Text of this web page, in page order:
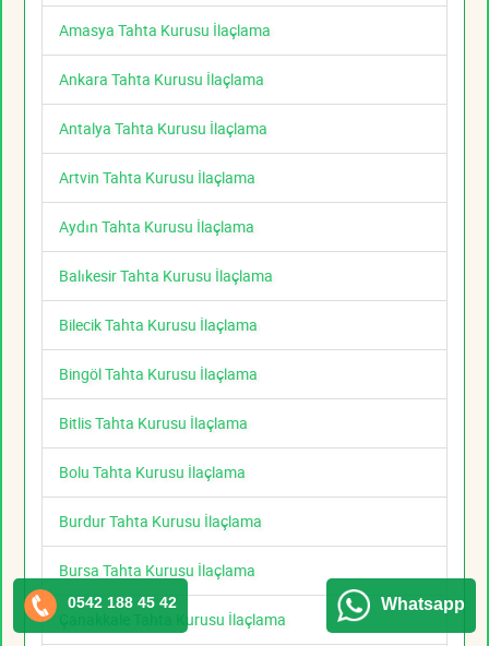
Amasya Tahta Kurusu İlaçlama
Ankara Tahta Kurusu İlaçlama
Antalya Tahta Kurusu İlaçlama
Artvin Tahta Kurusu İlaçlama
Aydın Tahta Kurusu İlaçlama
Balıkesir Tahta Kurusu İlaçlama
Bilecik Tahta Kurusu İlaçlama
Bingöl Tahta Kurusu İlaçlama
Bitlis Tahta Kurusu İlaçlama
Bolu Tahta Kurusu İlaçlama
Burdur Tahta Kurusu İlaçlama
Bursa Tahta Kurusu İlaçlama
Çanakkale Tahta Kurusu İlaçlama
0542 188 45 42 Whatsapp